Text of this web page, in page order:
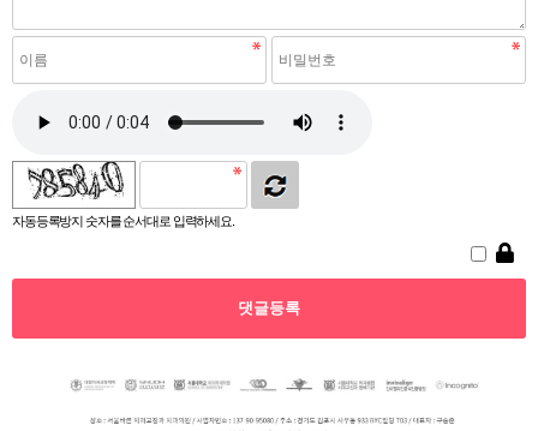
자동등록방지 숫자를 순서대로 입력하세요.